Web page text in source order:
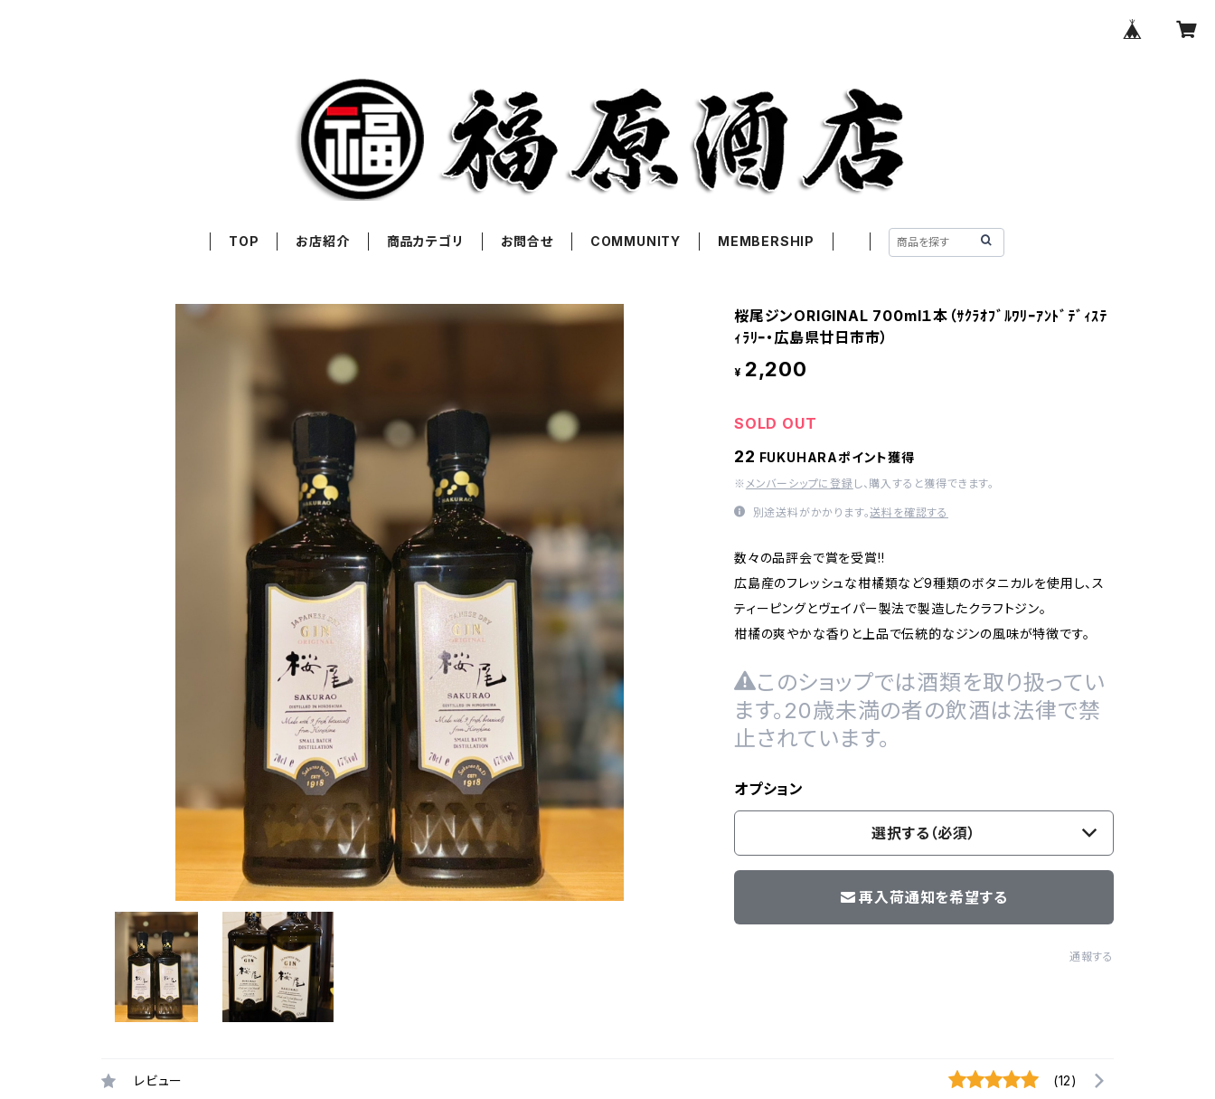
TOP お店紹介 商品カテゴリ お問合せ COMMUNITY MEMBERSHIP
桜尾ジンORIGINAL 700ml１本（ｻｸﾗｵﾌﾞﾙﾜﾘｰｱﾝﾄﾞﾃﾞｨｽﾃ
ｨﾗﾘｰ・広島県廿日市市）
¥ 2,200
SOLD OUT
22 FUKUHARAポイント獲得
※ メンバーシップに登録 し、購入すると獲得できます。
別途送料がかかります。送料を確認する
数々の品評会で賞を受賞!!
広島産のフレッシュな柑橘類など9種類のボタニカルを使用し、ス
ティーピングとヴェイパー製法で製造したクラフトジン。
柑橘の爽やかな香りと上品で伝統的なジンの風味が特徴です。
このショップでは酒類を取り扱ってい
ます。20歳未満の者の飲酒は法律で禁
止されています。
オプション
選択する（必須）
再入荷通知を希望する
通報する
レビュー (12)